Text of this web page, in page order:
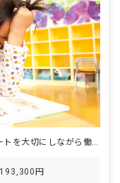
残業は月平均2時間！プライベートを大切にしながら働けますよ。
円